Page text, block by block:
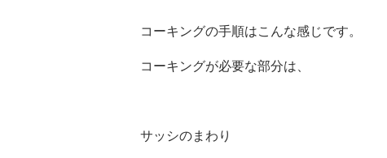
コーキングの手順はこんな感じです。
コーキングが必要な部分は、
サッシのまわり